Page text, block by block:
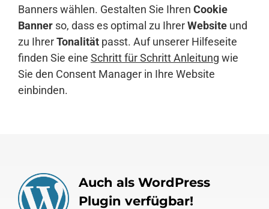
Banners wählen. Gestalten Sie Ihren Cookie
Banner so, dass es optimal zu IhrerWebsite und
zu IhrerTonalität passt. Auf unserer Hilfeseite
finden Sie eine Schritt für Schritt Anleitung wie
Sie den Consent Manager in Ihre Website
einbinden.
Auch als WordPress
Plugin verfügbar!